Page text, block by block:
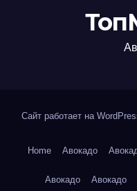
Сайт работает на
Home Авокадо
Авокадо Авокадо